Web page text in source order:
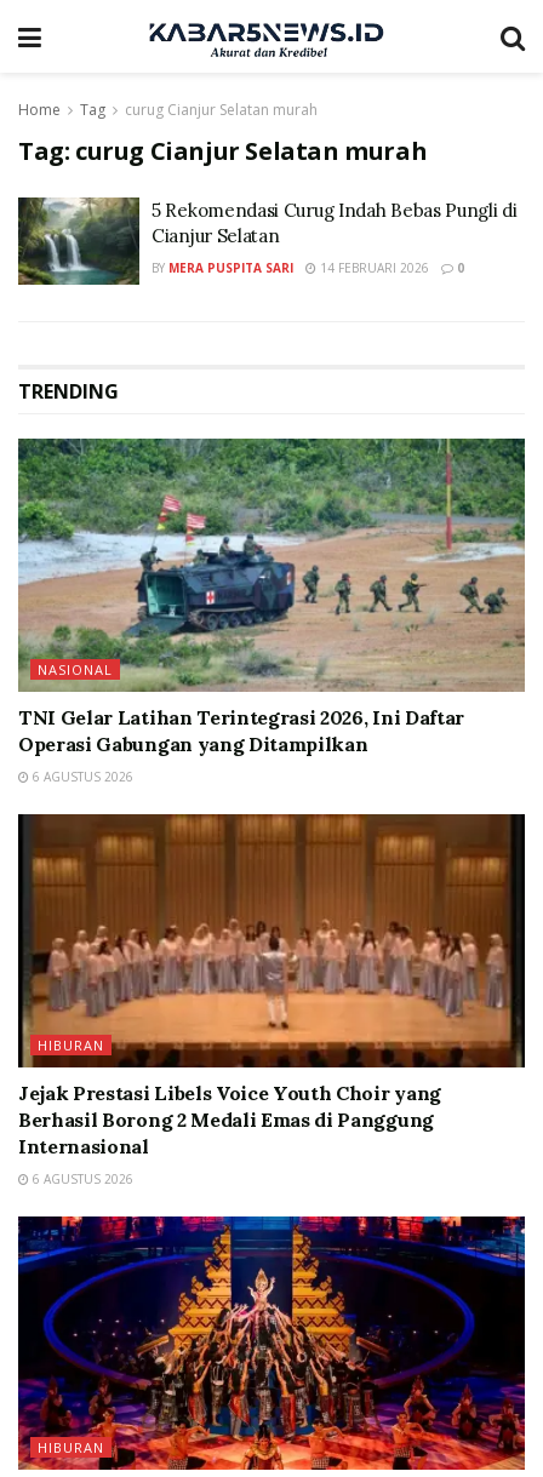
Home Tag curug Cianjur Selatan murah
Tag: curug Cianjur Selatan murah
5 Rekomendasi Curug Indah Bebas Pungli di
Cianjur Selatan
BY MERA PUSPITA SARI 14 FEBRUARI 2026 0
TRENDING
NASIONAL
TNI Gelar Latihan Terintegrasi 2026, Ini Daftar
Operasi Gabungan yang Ditampilkan
6 AGUSTUS 2026
HIBURAN
Jejak Prestasi Libels Voice Youth Choir yang
Berhasil Borong 2 Medali Emas di Panggung
Internasional
6 AGUSTUS 2026
HIBURAN